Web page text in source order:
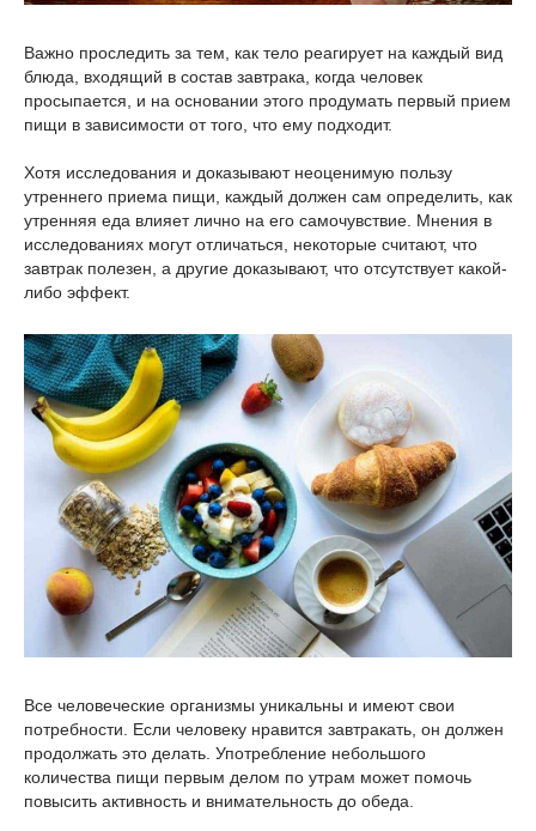
Важно проследить за тем, как тело реагирует на каждый вид
блюда, входящий в состав завтрака, когда человек
просыпается, и на основании этого продумать первый прием
пищи в зависимости от того, что ему подходит.
Хотя исследования и доказывают неоценимую пользу
утреннего приема пищи, каждый должен сам определить, как
утренняя еда влияет лично на его самочувствие. Мнения в
исследованиях могут отличаться, некоторые считают, что
завтрак полезен, а другие доказывают, что отсутствует какой-
либо эффект.
Все человеческие организмы уникальны и имеют свои
потребности. Если человеку нравится завтракать, он должен
продолжать это делать. Употребление небольшого
количества пищи первым делом по утрам может помочь
повысить активность и внимательность до обеда.